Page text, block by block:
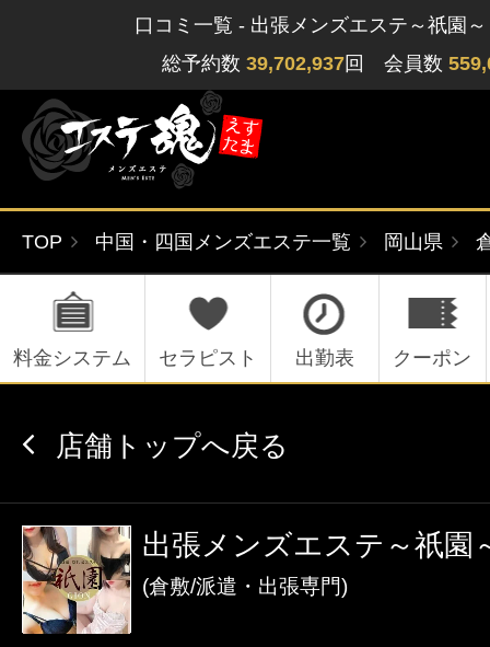
口コミ一覧 - 出張メンズエステ～祇園
総予約数 39,702,937回 会員数
閲覧履歴
ゲストさん
関西版
北海道・東北版 九州・沖縄版
無料会員登録
ログイン
夏の特集イベント開催中！
激アツなお店を多数掲載！
TOP 中国・四国メンズエステ一覧 岡山県
料金システム セラピスト 出勤表 クーポン
店舗トップへ戻る
出張メンズエステ～祇園
(倉敷/派遣・出張専門)